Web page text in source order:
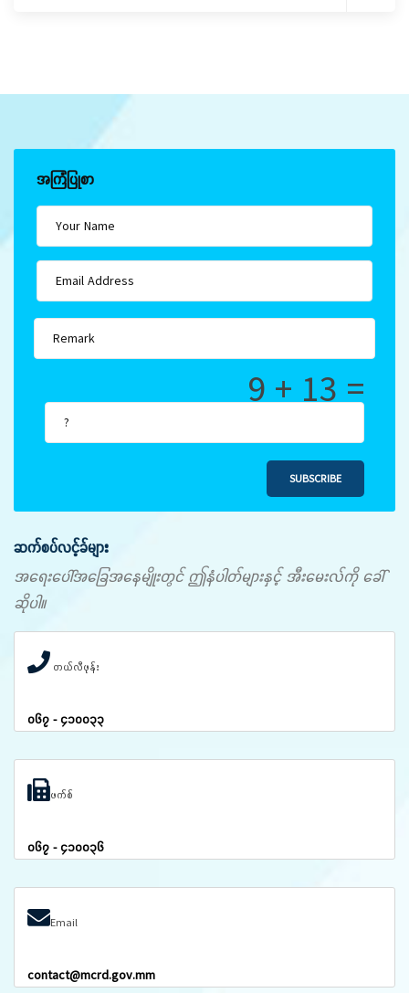
အကြံပြုစာ
9 + 13 =
SUBSCRIBE
ဆက်စပ်လင့်ခ်များ
အရေးပေါ်အခြေအနေမျိုးတွင် ဤနံပါတ်များနှင့် အီးမေးလ်ကို ခေါ်
ဆိုပါ။
တယ်လီဖုန်း
၀၆၇ - ၄၁၀၀၃၃
ဖက်စ်
၀၆၇ - ၄၁၀၀၃၆
Email
contact@mcrd.gov.mm